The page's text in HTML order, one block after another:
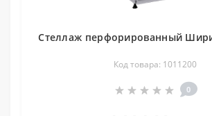
Стеллаж перфорированный
Код товара: 1011200
0